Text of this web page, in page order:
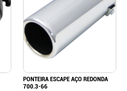
PONTEIRA ESCAPE AÇO REDONDA
700.3-66